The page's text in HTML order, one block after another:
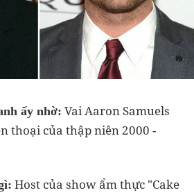
ấy nhờ: Vai Aaron Samuels
thoại của thập niên 2000 -
Host của show ẩm thực "Cake